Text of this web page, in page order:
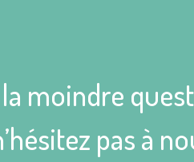
moindre
pas à